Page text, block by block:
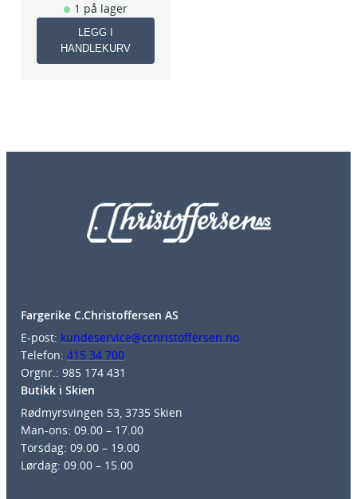
1 på lager
LEGG I
HANDLEKURV
Fargerike C.Christoffersen AS
E-post: kundeservice@cchristoffersen.no
Telefon: 415 34 700
Orgnr.: 985 174 431
Butikk i Skien
Rødmyrsvingen 53, 3735 Skien
Man-ons: 09.00 – 17.00
Torsdag: 09.00 – 19.00
Lørdag: 09.00 – 15.00